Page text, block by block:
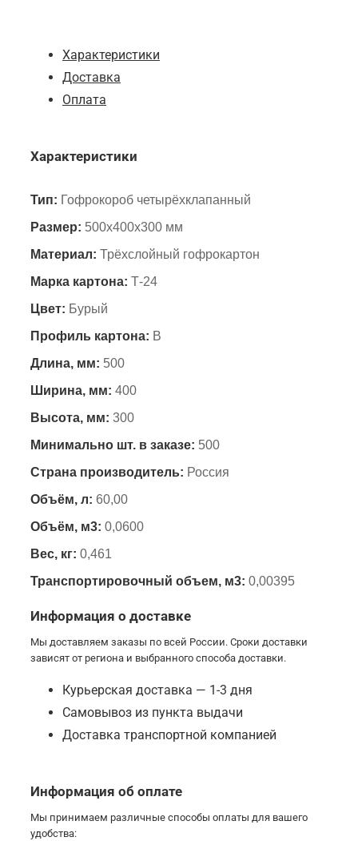
Характеристики
Доставка
Оплата
Характеристики
Тип: Гофрокороб четырёхклапанный
Размер: 500х400х300 мм
Материал: Трёхслойный гофрокартон
Марка картона: Т-24
Цвет: Бурый
Профиль картона: B
Длина, мм: 500
Ширина, мм: 400
Высота, мм: 300
Минимально шт. в заказе: 500
Страна производитель: Россия
Объём, л: 60,00
Объём, м3: 0,0600
Вес, кг: 0,461
Транспортировочный объем, м3: 0,00395
Информация о доставке
Мы доставляем заказы по всей России. Сроки доставки
зависят от региона и выбранного способа доставки.
Курьерская доставка — 1-3 дня
Самовывоз из пункта выдачи
Доставка транспортной компанией
Информация об оплате
Мы принимаем различные способы оплаты для вашего
удобства: